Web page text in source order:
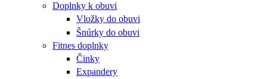
Doplnky k obuvi
Vložky do obuvi
Šnúrky do obuvi
Fitnes doplnky
Činky
Expandery